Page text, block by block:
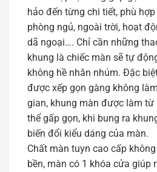
hảo đến từng chi tiết, phù
phòng ngủ, ngoài trời, hoạt
dã ngoại…. Chỉ cần những
khung là chiếc màn sẽ tự
không hề nhăn nhúm. Đặc
được xếp gọn gàng không
gian, khung màn được làm từ
thể gấp gọn, khi bung ra
biến đổi kiểu dáng của màn.
Chất màn tuyn cao cấp
bền, màn có 1 khóa cửa giúp